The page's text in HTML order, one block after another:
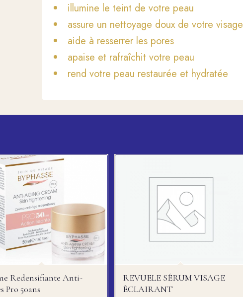
illumine le teint de votre peau
assure un nettoyage doux de votre visage
aide à resserrer les pores
apaise et rafraîchit votre peau
rend votre peau restaurée et hydratée
Redensifiante Anti-
Pro 50ans
REVUELE SÉRUM VISAGE
ÉCLAIRANT